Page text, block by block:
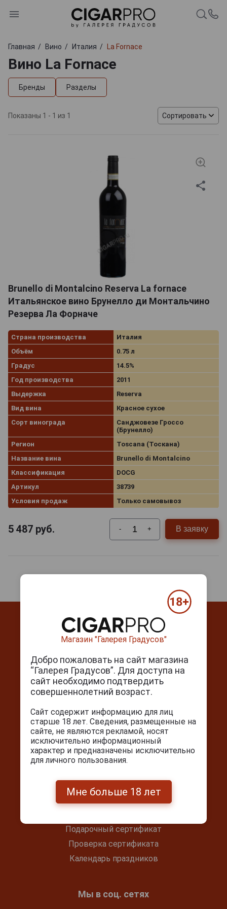
Главная Вино Италия La Fornace
Вино La Fornace
Бренды Разделы
Показаны 1 - 1 из 1 Сортировать
Brunello di Montalcino Reserva La fornace
Итальянское вино Брунелло ди Монтальчино
Резерва Ла Форначе
Страна производства
Италия
Объём
0.75 л
Градус
14.5%
Год производства
2011
Выдержка
Reserva
Вид вина
Красное сухое
Сорт винограда
Санджовезе Гроссо
(Брунелло)
Регион
Toscana (Тоскана)
Название вина
Brunello di Montalcino
Классификация
DOCG
Артикул
38739
Условия продаж
Только самовывоз
5 487 руб. - + В заявку
Контакты
г. Москва, Серпуховский вал, д. 5
Ежедневно с 10:00 до 22:00
+7(495) 644-59-95
info@cigarpro.ru
Покупателям
Подарочный сертификат
Проверка сертификата
Календарь праздников
Мы в соц. сетях
Магазин "Галерея Градусов"
Добро пожаловать на сайт магазина
“Галерея Градусов”. Для доступа на
сайт необходимо подтвердить
совершеннолетний возраст.
Сайт содержит информацию для лиц
старше 18 лет. Сведения, размещенные на
сайте, не являются рекламой, носят
исключительно информационный
характер и предназначены исключительно
для личного пользования.
Мне больше 18 лет